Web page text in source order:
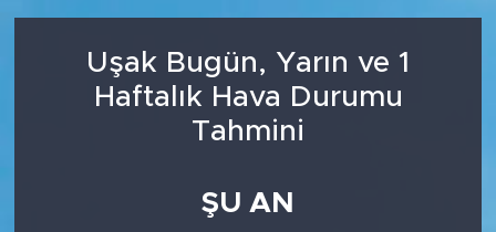
Uşak Bugün, Yarın ve 1
Haftalık Hava Durumu
Tahmini
ŞU AN